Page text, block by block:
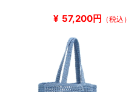
¥ 57,200円 （税込）